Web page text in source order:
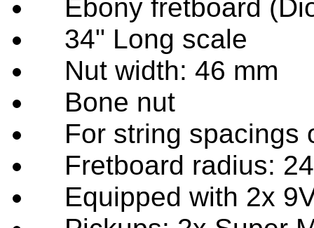
Ebony fretboard
34" Long scale
Nut width: 46 mm
Bone nut
For string spacings
Fretboard radius:
Equipped with 2x